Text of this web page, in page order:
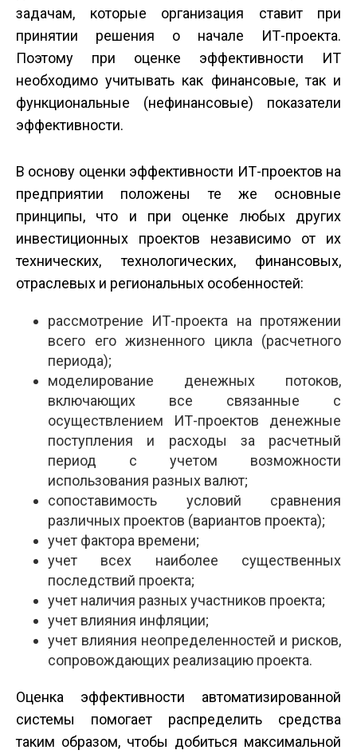
задачам, которые организация ставит при
принятии решения о начале ИТ-проекта.
Поэтому при оценке эффективности ИТ
необходимо учитывать как финансовые, так и
функциональные (нефинансовые) показатели
эффективности.
В основу оценки эффективности ИТ-проектов на
предприятии положены те же основные
принципы, что и при оценке любых других
инвестиционных проектов независимо от их
технических, технологических, финансовых,
отраслевых и региональных особенностей:
рассмотрение ИТ-проекта на протяжении
всего его жизненного цикла (расчетного
периода);
моделирование денежных потоков,
включающих все связанные с
осуществлением ИТ-проектов денежные
поступления и расходы за расчетный
период с учетом возможности
использования разных валют;
сопоставимость условий сравнения
различных проектов (вариантов проекта);
учет фактора времени;
учет всех наиболее существенных
последствий проекта;
учет наличия разных участников проекта;
учет влияния инфляции;
учет влияния неопределенностей и рисков,
сопровождающих реализацию проекта.
Оценка эффективности автоматизированной
системы помогает распределить средства
таким образом, чтобы добиться максимальной